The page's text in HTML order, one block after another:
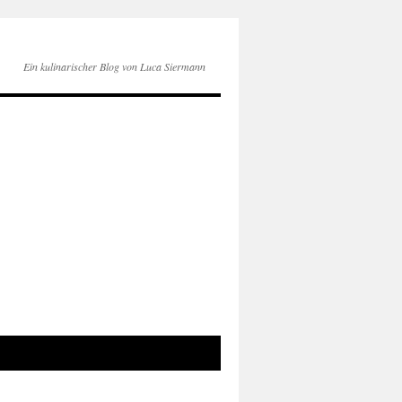
Ein kulinarischer Blog von Luca Siermann